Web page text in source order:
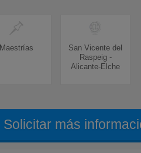
Maestrías
San Vicente del
Raspeig -
Alicante-Elche
Solicitar más